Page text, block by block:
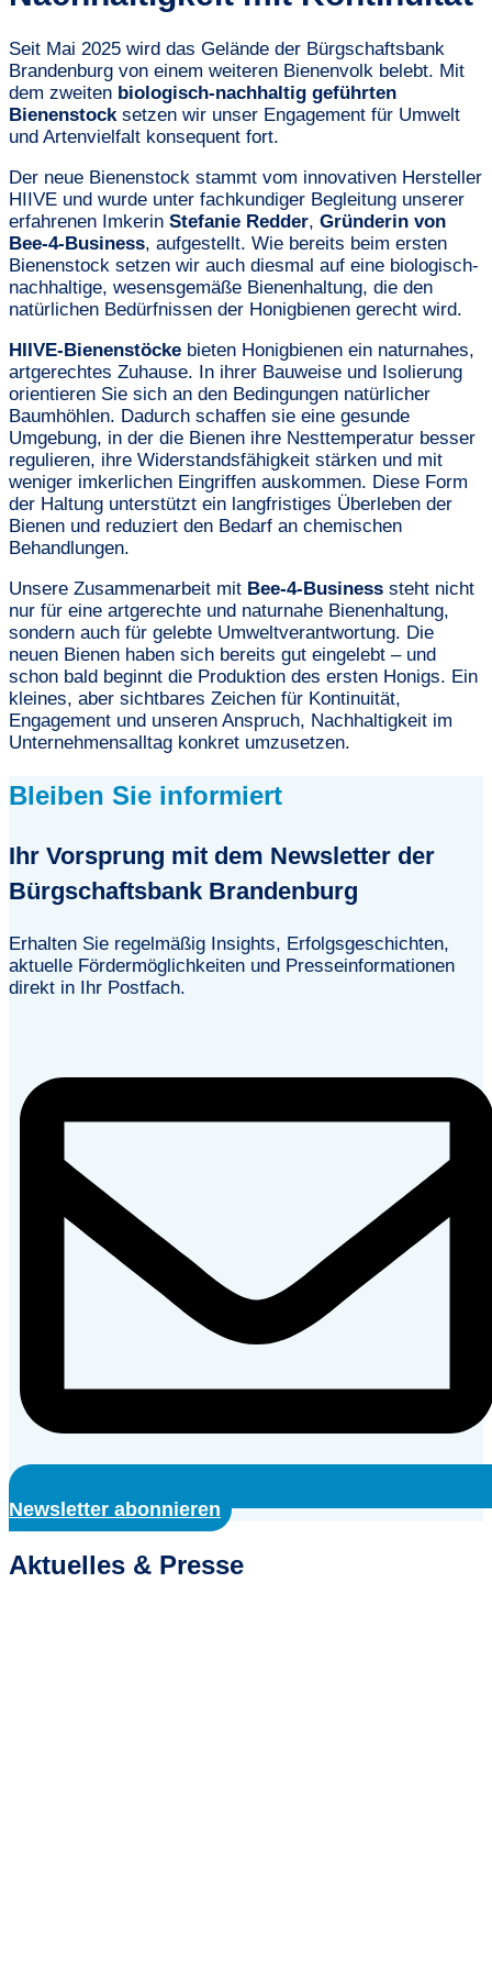
Seit Mai 2025 wird das Gelände der Bürgschaftsbank
Brandenburg von einem weiteren Bienenvolk belebt. Mit
dem zweiten biologisch-nachhaltig geführten
Bienenstocksetzen wir unser Engagement für Umwelt
und Artenvielfalt konsequent fort.
Der neue Bienenstock stammt vom innovativen Hersteller
HIIVE und wurde unter fachkundiger Begleitung unserer
erfahrenen Imkerin Stefanie Redder, Gründerin von
Bee-4-Business, aufgestellt. Wie bereits beim ersten
Bienenstock setzen wir auch diesmal auf eine biologisch-
nachhaltige, wesensgemäße Bienenhaltung, die den
natürlichen Bedürfnissen der Honigbienen gerecht wird.
HIIVE-Bienenstöcke bieten Honigbienen ein naturnahes,
artgerechtes Zuhause. In ihrer Bauweise und Isolierung
orientieren Sie sich an den Bedingungen natürlicher
Baumhöhlen. Dadurch schaffen sie eine gesunde
Umgebung, in der die Bienen ihre Nesttemperatur besser
regulieren, ihre Widerstandsfähigkeit stärken und mit
weniger imkerlichen Eingriffen auskommen. Diese Form
der Haltung unterstützt ein langfristiges Überleben der
Bienen und reduziert den Bedarf an chemischen
Behandlungen.
Unsere Zusammenarbeit mit Bee-4-Business steht nicht
nur für eine artgerechte und naturnahe Bienenhaltung,
sondern auch für gelebte Umweltverantwortung. Die
neuen Bienen haben sich bereits gut eingelebt – und
schon bald beginnt die Produktion des ersten Honigs. Ein
kleines, aber sichtbares Zeichen für Kontinuität,
Engagement und unseren Anspruch, Nachhaltigkeit im
Unternehmensalltag konkret umzusetzen.
Bleiben Sie informiert
Ihr Vorsprung mit dem Newsletter der
Bürgschaftsbank Brandenburg
Erhalten Sie regelmäßig Insights, Erfolgsgeschichten,
aktuelle Fördermöglichkeiten und Presseinformationen
direkt in Ihr Postfach.
Newsletter abonnieren
Aktuelles & Presse